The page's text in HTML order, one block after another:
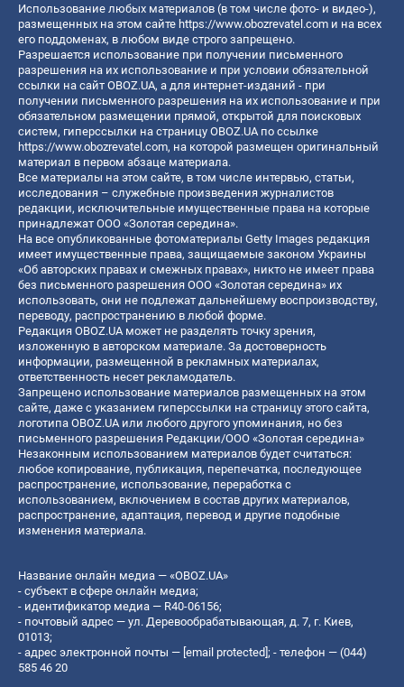
Использование любых материалов (в том числе фото- и видео-),
размещенных на этом сайте https://www.obozrevatel.com и на всех
его поддоменах, в любом виде строго запрещено.
Разрешается использование при получении письменного
разрешения на их использование и при условии обязательной
ссылки на сайт OBOZ.UA, а для интернет-изданий - при
получении письменного разрешения на их использование и при
обязательном размещении прямой, открытой для поисковых
систем, гиперссылки на страницу OBOZ.UA по ссылке
https://www.obozrevatel.com, на которой размещен оригинальный
материал в первом абзаце материала.
Все материалы на этом сайте, в том числе интервью, статьи,
исследования – служебные произведения журналистов
редакции, исключительные имущественные права на которые
принадлежат ООО «Золотая середина».
На все опубликованные фотоматериалы Getty Images редакция
имеет имущественные права, защищаемые законом Украины
«Об авторских правах и смежных правах», никто не имеет права
без письменного разрешения ООО «Золотая середина» их
использовать, они не подлежат дальнейшему воспроизводству,
переводу, распространению в любой форме.
Редакция OBOZ.UA может не разделять точку зрения,
изложенную в авторском материале. За достоверность
информации, размещенной в рекламных материалах,
ответственность несет рекламодатель.
Запрещено использование материалов размещенных на этом
сайте, даже с указанием гиперссылки на страницу этого сайта,
логотипа OBOZ.UA или любого другого упоминания, но без
письменного разрешения Редакции/ООО «Золотая середина»
Незаконным использованием материалов будет считаться:
любое копирование, публикация, перепечатка, последующее
распространение, использование, переработка с
использованием, включением в состав других материалов,
распространение, адаптация, перевод и другие подобные
изменения материала.
Название онлайн медиа — «OBOZ.UA»
- субъект в сфере онлайн медиа;
- идентификатор медиа — R40-06156;
- почтовый адрес — ул. Деревообрабатывающая, д. 7, г. Киев,
01013;
- адрес электронной почты — [email protected]; - телефон — (044)
585 46 20